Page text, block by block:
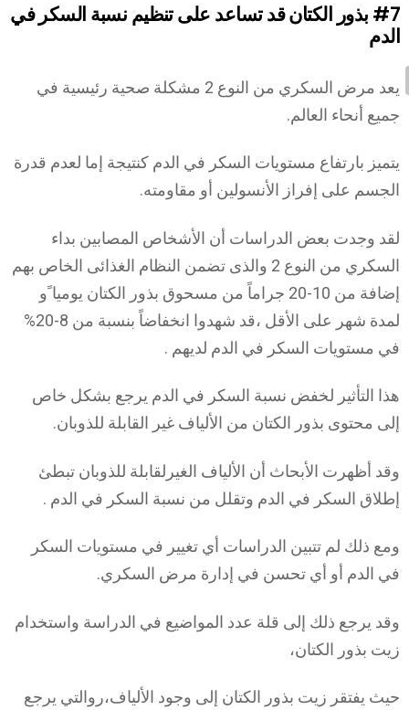
#7 بذور الكتان قد تساعد على تنظيم نسبة السكر في
الدم
يعد مرض السكري من النوع 2 مشكلة صحية رئيسية في
جميع أنحاء العالم.
يتميز بارتفاع مستويات السكر في الدم كنتيجة إما لعدم قدرة
الجسم على إفراز الأنسولين أو مقاومته.
لقد وجدت بعض الدراسات أن الأشخاص المصابين بداء
السكري من النوع 2 والذى تضمن النظام الغذائى الخاص بهم
إضافة من 10-20 جراماً من مسحوق بذور الكتان يوميا ًو
لمدة شهر على الأقل ،قد شهدوا انخفاضاً بنسبة من 8-20%
في مستويات السكر في الدم لديهم .
هذا التأثير لخفض نسبة السكر في الدم يرجع بشكل خاص
إلى محتوى بذور الكتان من الألياف غير القابلة للذوبان.
وقد أظهرت الأبحاث أن الألياف الغيرلقابلة للذوبان تبطئ
إطلاق السكر في الدم وتقلل من نسبة السكر في الدم .
ومع ذلك لم تتبين الدراسات أي تغيير في مستويات السكر
في الدم أو أي تحسن في إدارة مرض السكري.
وقد يرجع ذلك إلى قلة عدد المواضيع في الدراسة واستخدام
زيت بذور الكتان،
حيث يفتقر زيت بذور الكتان إلى وجود الألياف،روالتي يرجع